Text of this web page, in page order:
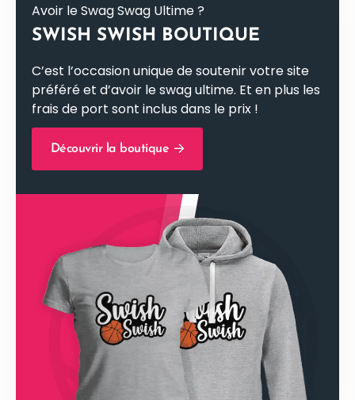
Avoir le Swag Swag Ultime ?
SWISH SWISH BOUTIQUE
C’est l’occasion unique de soutenir votre site
préféré et d’avoir le swag ultime. Et en plus les
frais de port sont inclus dans le prix !
Découvrir la boutique